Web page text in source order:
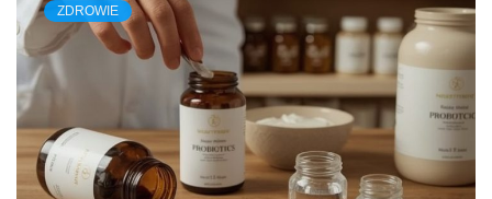
ZDROWIE